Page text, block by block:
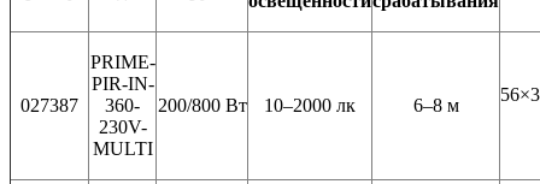
027387
PRIME-
PIR-IN-
360-
230V-
MULTI
200/800 Вт 10–2000 лк 6–8 м